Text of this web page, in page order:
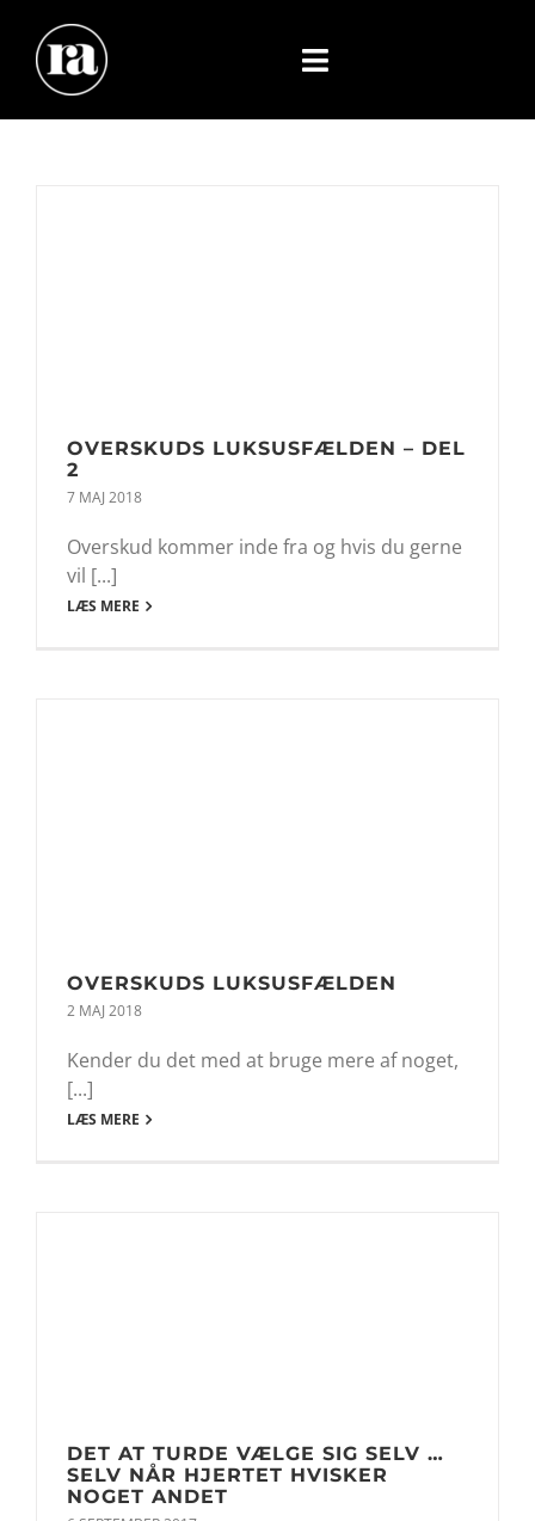
content
Toggle
Navigation
OVERSKUDS LUKSUSFÆLDEN – DEL
2
7 MAJ 2018
Overskud kommer inde fra og hvis du gerne
vil [...]
LÆS MERE
OVERSKUDS LUKSUSFÆLDEN
2 MAJ 2018
Kender du det med at bruge mere af noget,
[...]
LÆS MERE
DET AT TURDE VÆLGE SIG SELV …
SELV NÅR HJERTET HVISKER
NOGET ANDET